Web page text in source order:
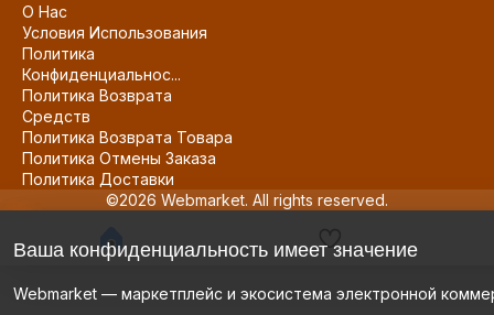
О Нас
Условия Использования
Политика
Конфиденциальнос...
Политика Возврата
Средств
Политика Возврата Товара
Политика Отмены Заказа
Политика Доставки
©2026 Webmarket. All rights reserved.
Ваша конфиденциальность имеет значение
Webmarket — маркетплейс и экосистема электронной